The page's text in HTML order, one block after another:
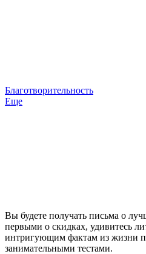
Благотворительность
Еще
Вы будете получать письма о
первыми о скидках, удивитесь
интригующим фактам из жизни
занимательными тестами.